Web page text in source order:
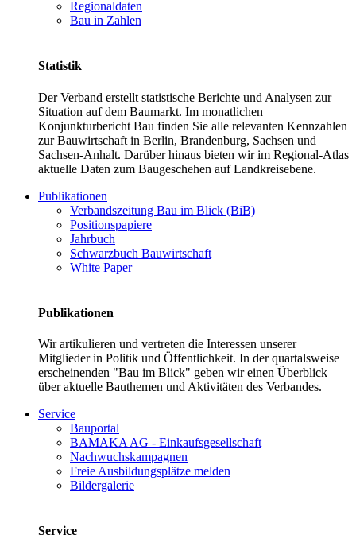
Regionaldaten
Bau in Zahlen
Statistik
Der Verband erstellt statistische Berichte und Analysen zur
Situation auf dem Baumarkt. Im monatlichen
Konjunkturbericht Bau finden Sie alle relevanten Kennzahlen
zur Bauwirtschaft in Berlin, Brandenburg, Sachsen und
Sachsen-Anhalt. Darüber hinaus bieten wir im Regional-Atlas
aktuelle Daten zum Baugeschehen auf Landkreisebene.
Publikationen
Verbandszeitung Bau im Blick (BiB)
Positionspapiere
Jahrbuch
Schwarzbuch Bauwirtschaft
White Paper
Publikationen
Wir artikulieren und vertreten die Interessen unserer
Mitglieder in Politik und Öffentlichkeit. In der quartalsweise
erscheinenden "Bau im Blick" geben wir einen Überblick
über aktuelle Bauthemen und Aktivitäten des Verbandes.
Service
Bauportal
BAMAKA AG - Einkaufsgesellschaft
Nachwuchskampagnen
Freie Ausbildungsplätze melden
Bildergalerie
Service